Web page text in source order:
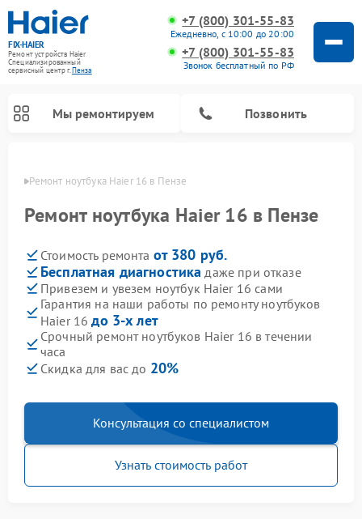
FIX-HAIER
Ремонт устройств Haier
Специализированный
cервисный центр г.Пенза
+7 (800) 301-55-83
Ежедневно, с 10:00 до 20:00
+7 (800) 301-55-83
Звонок бесплатный по РФ
Мы ремонтируем Позвонить
Ремонт ноутбука Haier 16 в Пензе
Ремонт ноутбука Haier 16 в Пензе
Стоимость ремонта от 380 руб.
Бесплатная диагностика даже при отказе
Привезем и увезем ноутбук Haier 16 сами
Гарантия на наши работы по ремонту ноутбуков
Haier 16до 3-х лет
Срочный ремонт ноутбуков Haier 16 в течении
часа
Скидка для вас до 20%
Консультация со специалистом
Узнать стоимость работ